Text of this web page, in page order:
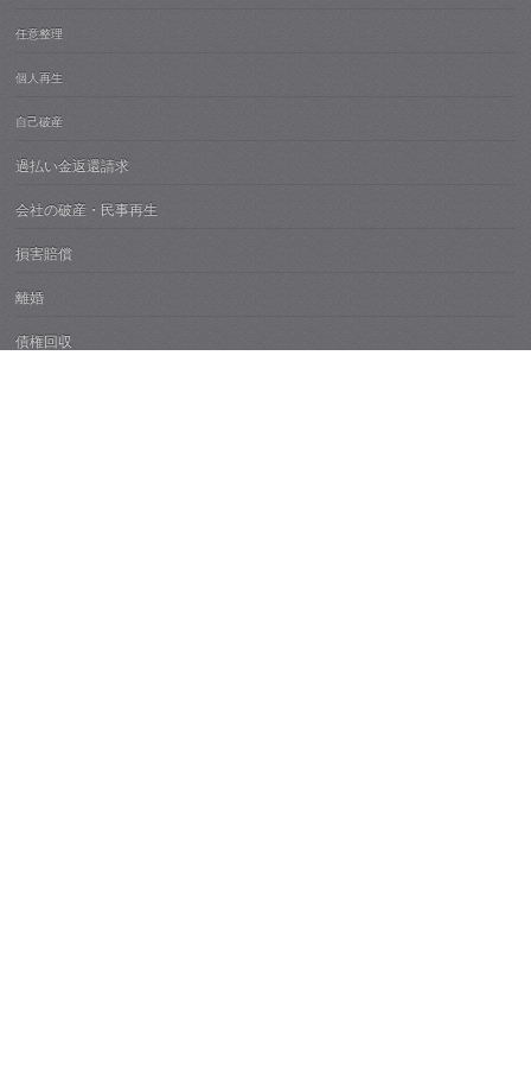
任意整理
個人再生
自己破産
過払い金返還請求
会社の破産・民事再生
損害賠償
離婚
債権回収